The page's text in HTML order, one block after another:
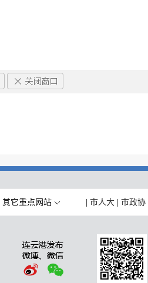
其它重点网站 市人大 市政协